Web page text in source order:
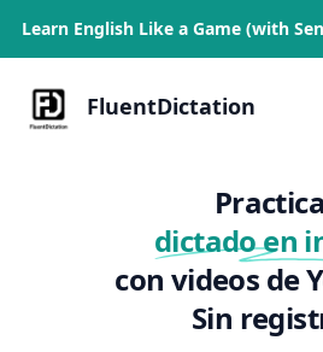
Learn English Like a Game (with
FluentDictation
Practica
dictado en
con videos de
Sin